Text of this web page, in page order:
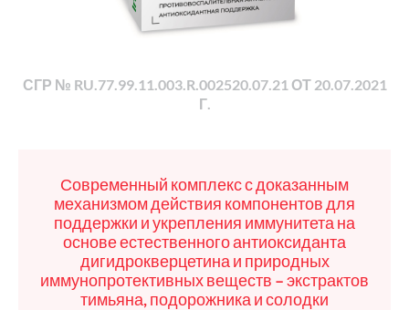
СГР № RU.77.99.11.003.R.002520.07.21 ОТ 20.07.2021
Г.
Современный комплекс с доказанным
механизмом действия компонентов для
поддержки и укрепления иммунитета на
основе естественного антиоксиданта
дигидрокверцетина и природных
иммунопротективных веществ – экстрактов
тимьяна, подорожника и солодки